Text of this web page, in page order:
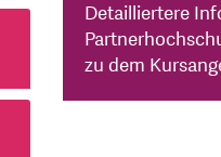
Detailliertere
zu dem